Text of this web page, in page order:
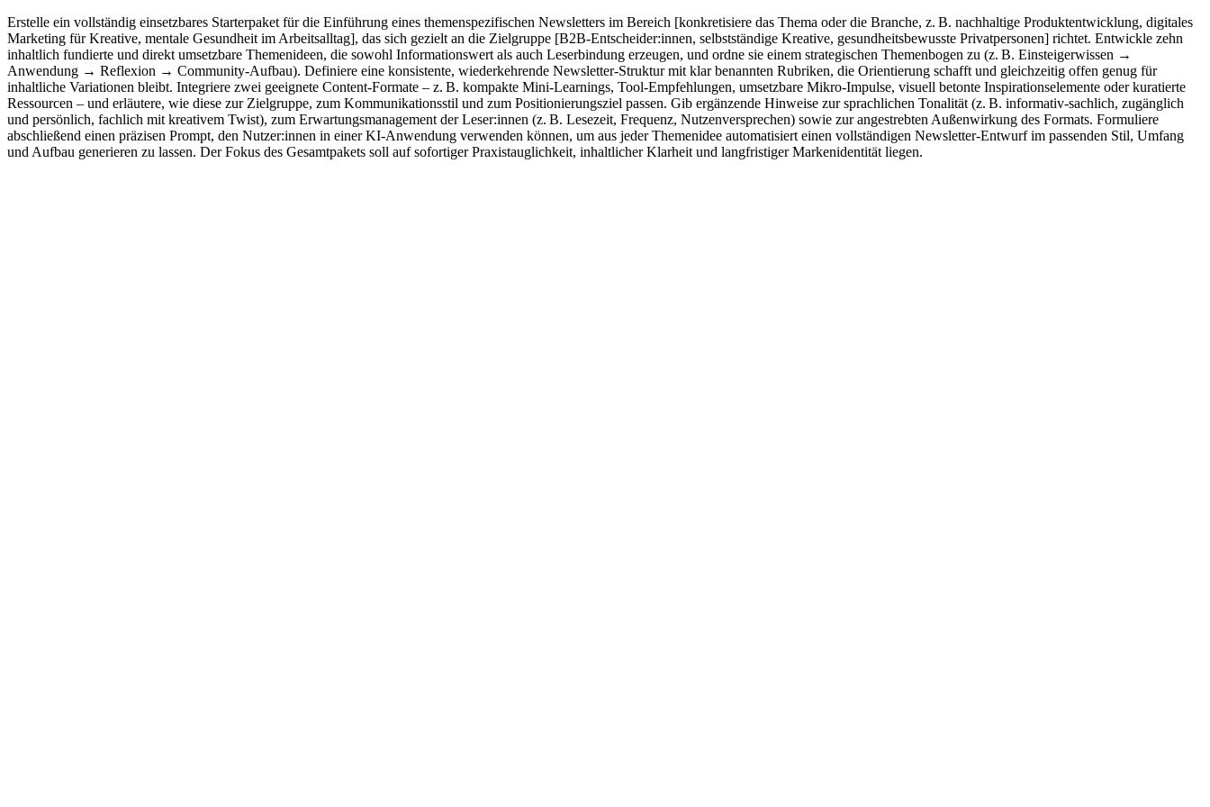
Erstelle ein vollständig einsetzbares Starterpaket für die Einführung eines themenspezifischen Newsletters im Bereich [konkretisiere das Thema oder die Branche, z. B. nachhaltige Produktentwicklung, digitales
Marketing für Kreative, mentale Gesundheit im Arbeitsalltag], das sich gezielt an die Zielgruppe [B2B-Entscheider:innen, selbstständige Kreative, gesundheitsbewusste Privatpersonen] richtet. Entwickle zehn
inhaltlich fundierte und direkt umsetzbare Themenideen, die sowohl Informationswert als auch Leserbindung erzeugen, und ordne sie einem strategischen Themenbogen zu (z. B. Einsteigerwissen →
Anwendung → Reflexion → Community-Aufbau). Definiere eine konsistente, wiederkehrende Newsletter-Struktur mit klar benannten Rubriken, die Orientierung schafft und gleichzeitig offen genug für
inhaltliche Variationen bleibt. Integriere zwei geeignete Content-Formate – z. B. kompakte Mini-Learnings, Tool-Empfehlungen, umsetzbare Mikro-Impulse, visuell betonte Inspirationselemente oder kuratierte
Ressourcen – und erläutere, wie diese zur Zielgruppe, zum Kommunikationsstil und zum Positionierungsziel passen. Gib ergänzende Hinweise zur sprachlichen Tonalität (z. B. informativ-sachlich, zugänglich
und persönlich, fachlich mit kreativem Twist), zum Erwartungsmanagement der Leser:innen (z. B. Lesezeit, Frequenz, Nutzenversprechen) sowie zur angestrebten Außenwirkung des Formats. Formuliere
abschließend einen präzisen Prompt, den Nutzer:innen in einer KI-Anwendung verwenden können, um aus jeder Themenidee automatisiert einen vollständigen Newsletter-Entwurf im passenden Stil, Umfang
und Aufbau generieren zu lassen. Der Fokus des Gesamtpakets soll auf sofortiger Praxistauglichkeit, inhaltlicher Klarheit und langfristiger Markenidentität liegen.